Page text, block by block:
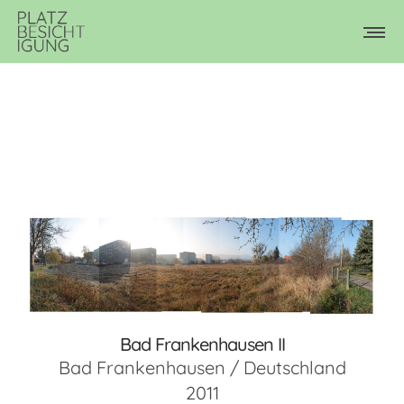
Bad Frankenhausen II
Bad Frankenhausen / Deutschland
2011